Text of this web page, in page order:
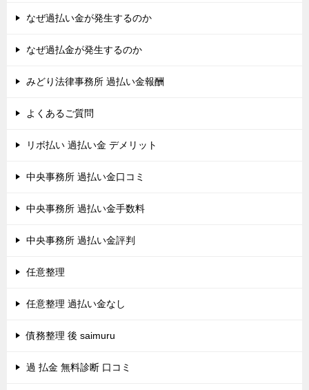
なぜ過払い金が発生するのか
なぜ過払金が発生するのか
みどり法律事務所 過払い金報酬
よくあるご質問
リボ払い 過払い金 デメリット
中央事務所 過払い金口コミ
中央事務所 過払い金手数料
中央事務所 過払い金評判
任意整理
任意整理 過払い金なし
債務整理 後 saimuru
過 払金 無料診断 口コミ